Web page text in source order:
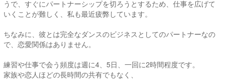
うで、すぐにパートナーシップを切ろうとするため、仕事を広げて
いくことが難しく、私も最近疲弊しています。
ちなみに、彼とは完全なダンスのビジネスとしてのパートナーなの
で、恋愛関係はありません。
練習や仕事で会う頻度は週に4、5日、一回に2時間程度です。
家族や恋人ほどの長時間の共有でもなく、